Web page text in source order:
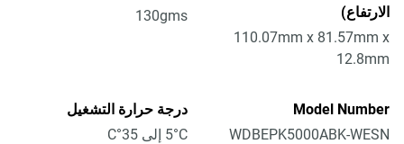
الارتفاع)
110.07mm x 81.57mm x
12.8mm
130gms
Model Number
WDBEPK5000ABK-WESN
درجة حرارة التشغيل
5°C إلى 35°C